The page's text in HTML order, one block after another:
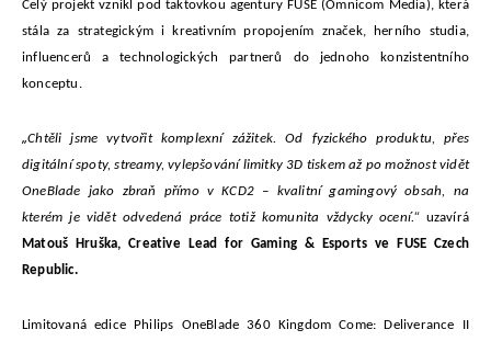
Celý projekt vznikl pod taktovkou agentury FUSE (Omnicom Media), která
stála za strategickým i kreativním propojením značek, herního studia,
influencerů a technologických partnerů do jednoho konzistentního
konceptu.
„Chtěli jsme vytvořit komplexní zážitek. Od fyzického produktu, přes
digitální spoty, streamy, vylepšování limitky 3D tiskem až po možnost vidět
OneBlade jako zbraň přímo v KCD2 – kvalitní gamingový obsah, na
kterém je vidět odvedená práce totiž komunita vždycky ocení.“uzavírá
Matouš Hruška, Creative Lead for Gaming & Esports ve FUSE Czech
Republic.
Limitovaná edice Philips OneBlade 360 Kingdom Come: Deliverance II